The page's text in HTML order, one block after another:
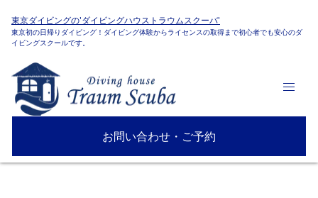
東京ダイビングの'ダイビングハウストラウムスクーバ'
東京初の日帰りダイビング！ダイビング体験からライセンスの取得まで初心者でも安心のダ
イビングスクールです。
お問い合わせ・ご予約